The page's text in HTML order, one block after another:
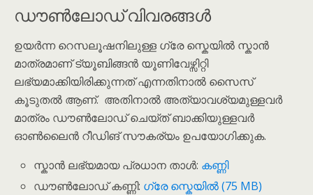
ഡൗൺലോഡ് വിവരങ്ങൾ
ഉയർന്ന റെസലൂഷനിലുള്ള ഗ്രേ സ്കെയിൽ സ്കാൻ
മാത്രമാണ് ട്യൂബിങ്ങൻ യൂണിവേഴ്സിറ്റി
ലഭ്യമാക്കിയിരിക്കുന്നത് എന്നതിനാൽ സൈസ്
കൂടുതൽ ആണ്. അതിനാൽ അത്യാവശ്യമുള്ളവർ
മാത്രം ഡൗൺലോഡ് ചെയ്ത് ബാക്കിയുള്ളവർ
ഓൺലൈൻ റീഡിങ് സൗകര്യം ഉപയോഗിക്കുക.
സ്കാൻ ലഭ്യമായ പ്രധാന താൾ: കണ്ണി
ഡൗൺലോഡ് കണ്ണി: ഗ്രേ സ്കെയിൽ (75 MB)